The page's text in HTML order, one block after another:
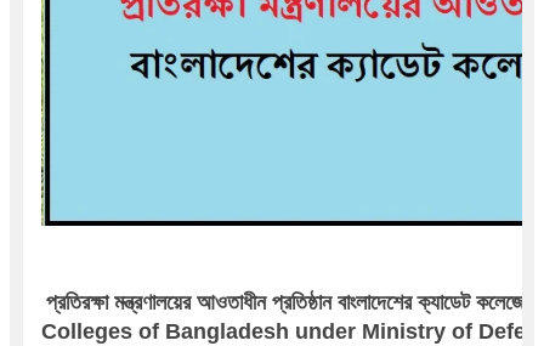
প্রতিরক্ষা মন্ত্রণালয়ের আওতাধীন প্রতিষ্ঠান বাংলাদেশের ক্যাডেট
Colleges of Bangladesh under Ministry of